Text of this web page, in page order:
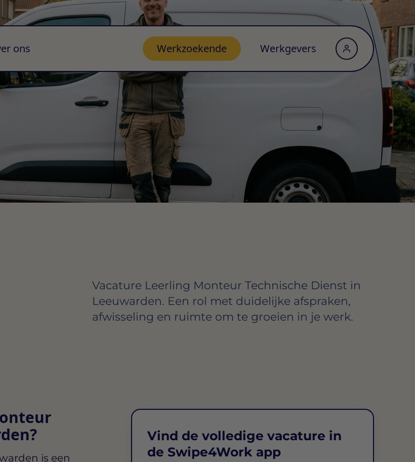
ons Werkzoekende Werkgevers
Vacature Leerling Monteur Technische Dienst in
Leeuwarden. Een rol met duidelijke afspraken,
afwisseling en ruimte om te groeien in je werk.
is een
Vind de volledige vacature in
de Swipe4Work app